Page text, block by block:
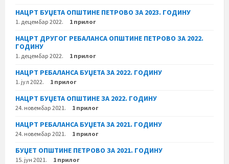
НАЦРТ БУЏЕТА ОПШТИНЕ ПЕТРОВО ЗА 2023. ГОДИНУ
1. децембар 2022. 1 прилог
НАЦРТ ДРУГОГ РЕБАЛАНСА ОПШТИНЕ ПЕТРОВО ЗА 2022.
ГОДИНУ
1. децембар 2022. 1 прилог
НАЦРТ РЕБАЛАНСА БУЏЕТА ЗА 2022. ГОДИНУ
1. јул 2022. 1 прилог
НАЦРТ БУЏЕТА ОПШТИНЕ ЗА 2022. ГОДИНУ
24. новембар 2021. 1 прилог
НАЦРТ РЕБАЛАНСА БУЏЕТА ЗА 2021. ГОДИНУ
24. новембар 2021. 1 прилог
БУЏЕТ ОПШТИНЕ ПЕТРОВО ЗА 2021. ГОДИНУ
15. јун 2021. 1 прилог